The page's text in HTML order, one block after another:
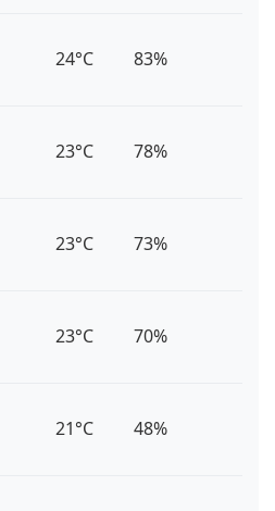
24°C 83%
23°C 78%
23°C 73%
23°C 70%
21°C 48%